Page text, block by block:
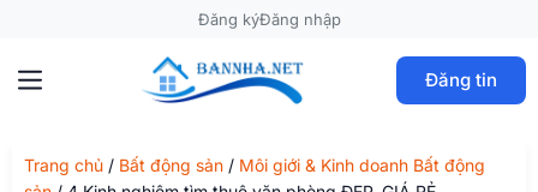
Đăng kýĐăng nhập
Đăng tin
Trang chủ / Bất động sản / Môi giới & Kinh doanh Bất động